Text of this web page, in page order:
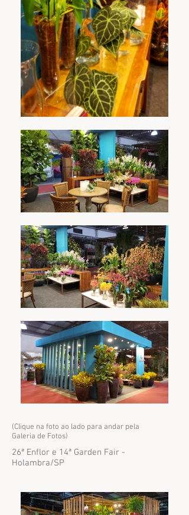
(Clique na foto ao lado para andar pela
Galeria de Fotos)
26ª Enflor e 14ª Garden Fair -
Holambra/SP